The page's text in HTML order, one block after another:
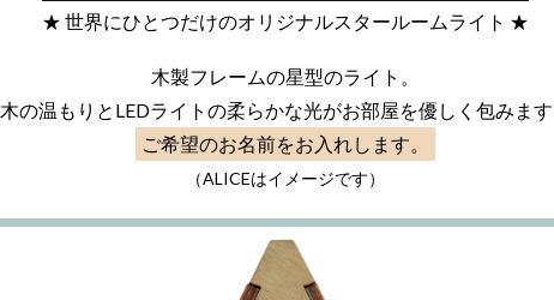
★ 世界にひとつだけのオリジナルスタールームライト ★
木製フレームの星型のライト。
木の温もりとLEDライトの柔らかな光がお部屋を優しく包みま
ご希望のお名前をお入れします。
（ALICEはイメージです）